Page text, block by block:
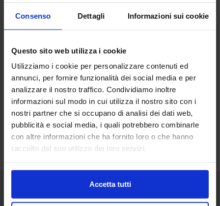
Consenso Dettagli Informazioni sui cookie
Questo sito web utilizza i cookie
Utilizziamo i cookie per personalizzare contenuti ed
annunci, per fornire funzionalità dei social media e per
analizzare il nostro traffico. Condividiamo inoltre
informazioni sul modo in cui utilizza il nostro sito con i
nostri partner che si occupano di analisi dei dati web,
pubblicità e social media, i quali potrebbero combinarle
con altre informazioni che ha fornito loro o che hanno
raccolto dal suo utilizzo dei loro servizi.
Accetta tutti
Senaf srl